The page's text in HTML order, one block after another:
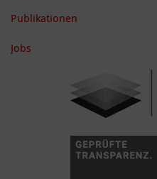
Publikationen
Jobs